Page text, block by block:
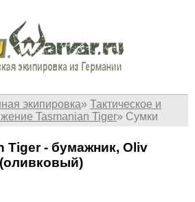
экипировка» Тактическое и
Tasmanian Tiger» Сумки
Tiger - бумажник, Oliv
(оливковый)